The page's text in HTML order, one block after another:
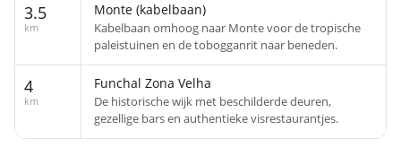
3.5
km
Monte (kabelbaan)
Kabelbaan omhoog naar Monte voor de tropische
paleistuinen en de tobogganrit naar beneden.
4
km
Funchal Zona Velha
De historische wijk met beschilderde deuren,
gezellige bars en authentieke visrestaurantjes.